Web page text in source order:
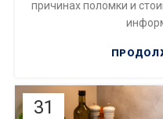
причинах поломки и
31